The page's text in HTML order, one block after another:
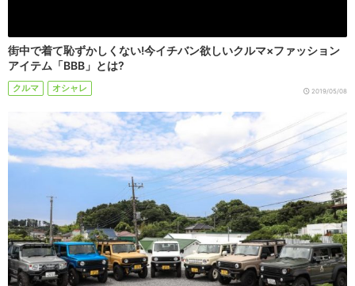
街中で着て恥ずかしくない!今イチバン欲しいクルマ×ファッション
アイテム「BBB」とは?
クルマ オシャレ 2019/05/08